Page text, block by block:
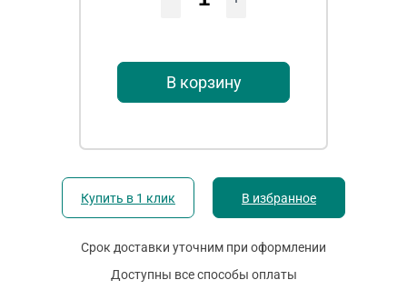
В корзину
Купить в 1 клик В избранное
Срок доставки уточним при оформлении
Доступны все способы оплаты